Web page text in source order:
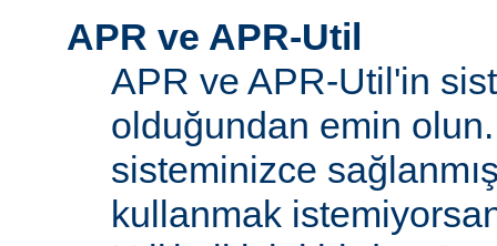
APR ve APR-Util
APR ve APR-Util'in
olduğundan emin
sisteminizce
kullanmak